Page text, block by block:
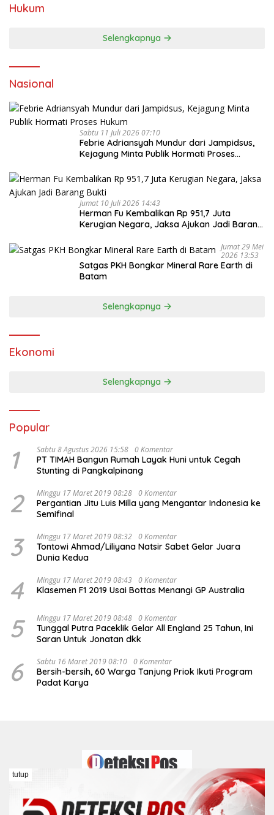
Hukum
Selengkapnya
Nasional
Sabtu 11 Juli 2026 07:10
Febrie Adriansyah Mundur dari Jampidsus,
Kejagung Minta Publik Hormati Proses
Jumat 10 Juli 2026 14:43
Herman Fu Kembalikan Rp 951,7 Juta
Kerugian Negara, Jaksa Ajukan Jadi Barang
Jumat 29 Mei
2026 13:53
Satgas PKH Bongkar Mineral Rare Earth di
Selengkapnya
Ekonomi
Selengkapnya
Popular
1 Sabtu 8 Agustus 2026 15:58 0 Komentar
PT TIMAH Bangun Rumah Layak Huni untuk Cegah
Stunting di Pangkalpinang
2 Minggu 17 Maret 2019 08:28 0 Komentar
Pergantian Jitu Luis Milla yang Mengantar Indonesia ke
Semifinal
3 Minggu 17 Maret 2019 08:32 0 Komentar
Tontowi Ahmad/Liliyana Natsir Sabet Gelar Juara
Dunia Kedua
4 Minggu 17 Maret 2019 08:43 0 Komentar
Klasemen F1 2019 Usai Bottas Menangi GP Australia
5 Minggu 17 Maret 2019 08:48 0 Komentar
Tunggal Putra Paceklik Gelar All England 25 Tahun, Ini
Saran Untuk Jonatan dkk
6 Sabtu 16 Maret 2019 08:10 0 Komentar
Bersih-bersih, 60 Warga Tanjung Priok Ikuti Program
Padat Karya
tutup